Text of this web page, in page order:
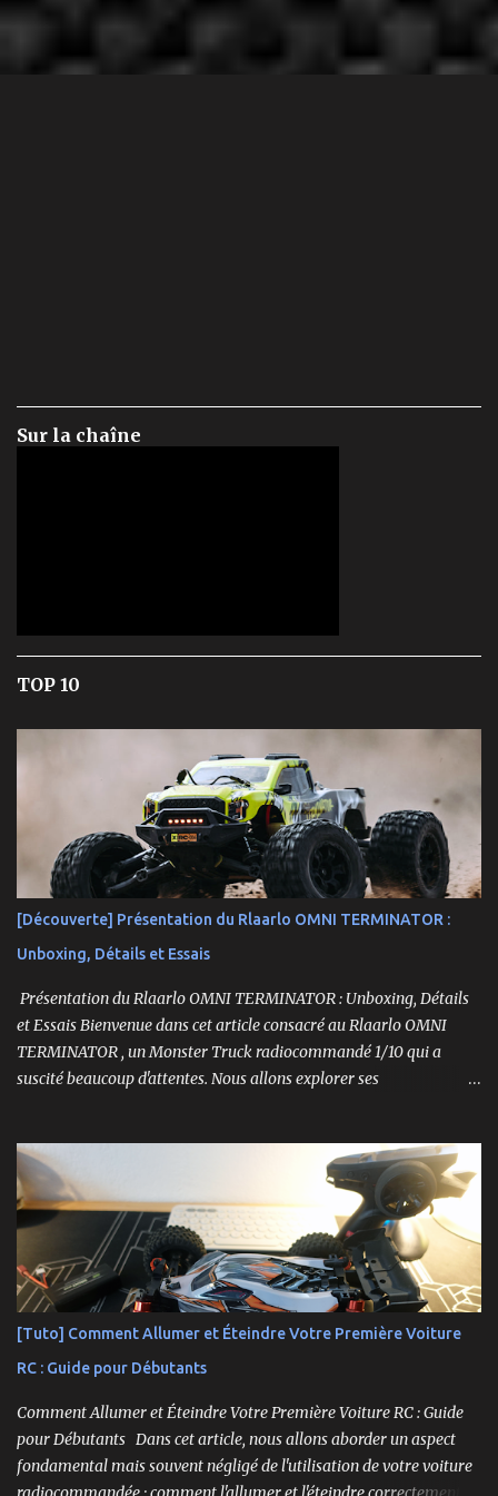
Sur la chaîne
TOP 10
[Découverte] Présentation du Rlaarlo OMNI TERMINATOR :
Unboxing, Détails et Essais
Présentation du Rlaarlo OMNI TERMINATOR : Unboxing, Détails
et Essais Bienvenue dans cet article consacré au Rlaarlo OMNI
TERMINATOR , un Monster Truck radiocommandé 1/10 qui a
suscité beaucoup d'attentes. Nous allons explorer ses
distingue par son prix attractif et ses fonctionnalités intéressantes,
et nous allons examiner tout cela en profondeur. ----------------
------------------------- Lien affilié Aliexpress 👉​
https://s.click.aliexpress.com/e/_c3IM84VZ -- -------------------
----------------------
[Tuto] Comment Allumer et Éteindre Votre Première Voiture
RC : Guide pour Débutants
Comment Allumer et Éteindre Votre Première Voiture RC : Guide
pour Débutants Dans cet article, nous allons aborder un aspect
fondamental mais souvent négligé de l'utilisation de votre voiture